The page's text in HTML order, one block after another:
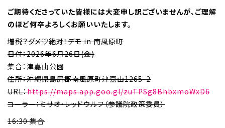
ご期待くださっていた皆様には大変申し訳ございませんが、ご理解
のほど何卒よろしくお願いいたします。
増税？ダメ♡絶対！デモ in 南風原町
日付：2026年6月26日(金)
集合：津嘉山公園
住所：沖縄県島尻郡南風原町津嘉山1265-2
URL：https://maps.app.goo.gl/zuTPSg8BhbxmoWxD6
コーラー：ミサオ・レッドウルフ（参議院政策委員）
16:30 集合